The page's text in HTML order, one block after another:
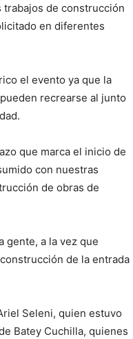
trabajos de construcción
en diferentes
el evento ya que la
recrearse al junto
que marca el inicio de
con nuestras
de obras de
gente, a la vez que
de la entrada
Seleni, quien estuvo
Batey Cuchilla, quienes